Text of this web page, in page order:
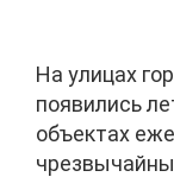
На улицах
появились
объектах